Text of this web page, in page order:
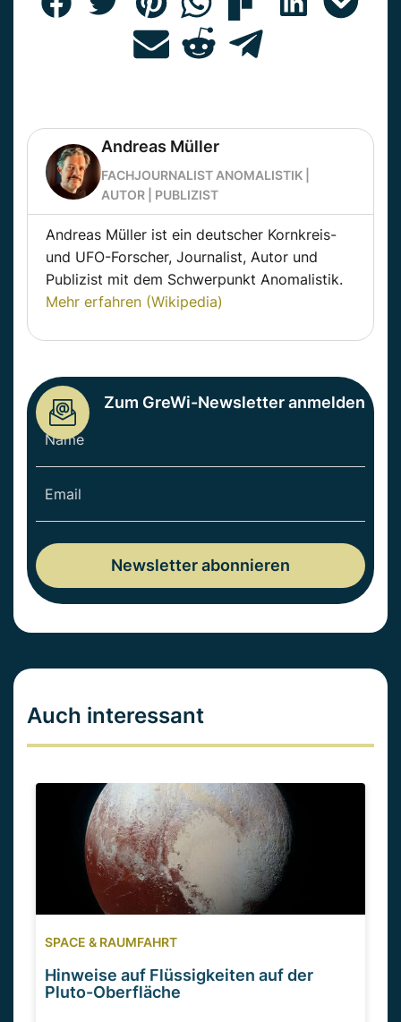
Andreas Müller
FACHJOURNALIST ANOMALISTIK |
AUTOR | PUBLIZIST
Andreas Müller ist ein deutscher Kornkreis-
und UFO-Forscher, Journalist, Autor und
Publizist mit dem Schwerpunkt Anomalistik.
Mehr erfahren (Wikipedia)
Zum GreWi-Newsletter anmelden
Auch interessant
SPACE & RAUMFAHRT
Hinweise auf Flüssigkeiten auf der
Pluto-Oberfläche